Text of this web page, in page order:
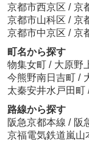
京都市西京区 / 京
京都市山科区 / 京
京都市中京区 / 京
町名から探す
物集女町 / 大原野
今熊野南日吉町 /
太秦安井水戸田町
路線から探す
阪急京都本線 / 阪
京福電気鉄道嵐山